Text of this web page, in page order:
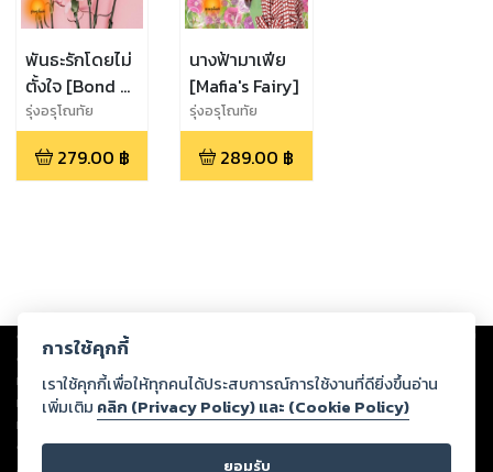
พันธะรักโดยไม่
ตั้งใจ [Bond of
Love -
Accidence]
รุ่งอรุโณทัย
279.00 ฿
นางฟ้ามาเฟีย
[Mafia's Fairy]
รุ่งอรุโณทัย
289.00 ฿
Copyright © 2026
ต่อผลงานหรือเนื้อหาใดที่อัปโหลดผ่านเว็บไซต์และปรากฏว่าละเมิดสิทธิใน
ทรัพย์สินทางปัญญาของบุคคลอื่นหรือขัดต่อกฎหมายและศีลธรรม ดังนั้น ผู้อ่าน
ทุกท่านโปรดใช้วิจารณญาณในการกลั่นกรองด้วยตนเอง และหากท่านพบว่าส่วน
หนึ่งส่วนใดขัดต่อกฎหมายและศีลธรรม กรุณาแจ้งมายังบริษัท เพื่อทีมงานจะได้
ดำเนินการในทันที ทั้งนี้ ทางสตอรี่ล็อกขอสงวนลิขสิทธิ์ตามพระราชบัญญัติ
การใช้คุกกี้
เราใช้คุกกี้เพื่อให้ทุกคนได้ประสบการณ์การใช้งานที่ดียิ่งขึ้นอ่าน
เพิ่มเติม คลิก (Privacy Policy) และ (Cookie Policy)
ยอมรับ